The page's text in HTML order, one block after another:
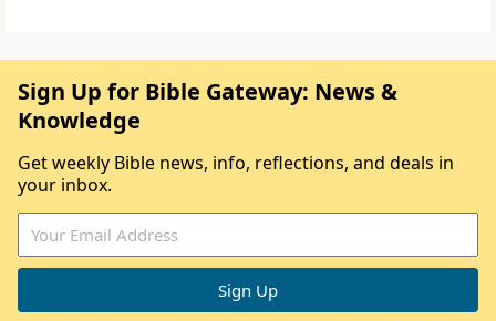
Sign Up for Bible Gateway: News &
Knowledge
Get weekly Bible news, info, reflections, and deals in
your inbox.